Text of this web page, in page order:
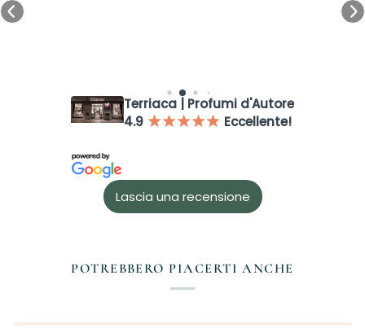
Terriaca | Profumi d'Autore
4.9 ¡¡¡¡¡ Eccellente!
Lascia una recensione
POTREBBERO PIACERTI ANCHE
dei desideri e visualizzare gli articoli salvati in precedenza.
Login